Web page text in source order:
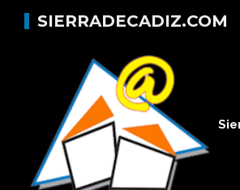
SIERRADECADIZ.COM